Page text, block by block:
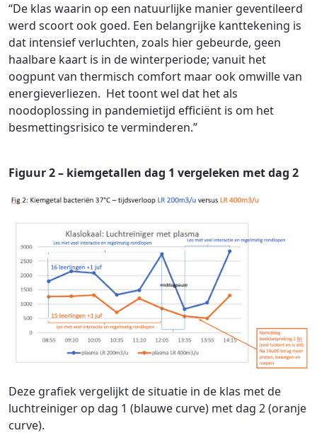
“De klas waarin op een natuurlijke manier geventileerd
werd scoort ook goed. Een belangrijke kanttekening is
dat intensief verluchten, zoals hier gebeurde, geen
haalbare kaart is in de winterperiode; vanuit het
oogpunt van thermisch comfort maar ook omwille van
energieverliezen. Het toont wel dat het als
noodoplossing in pandemietijd efficiënt is om het
besmettingsrisico te verminderen.”
Figuur 2 – kiemgetallen dag 1 vergeleken met dag 2
Deze grafiek vergelijkt de situatie in de klas met de
luchtreiniger op dag 1 (blauwe curve) met dag 2 (oranje
curve).